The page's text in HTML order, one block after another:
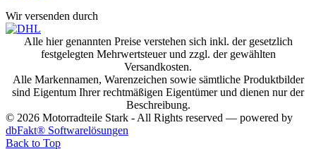
Wir versenden durch
Alle hier genannten Preise verstehen sich inkl. der gesetzlich
festgelegten Mehrwertsteuer und zzgl. der gewählten
Versandkosten.
Alle Markennamen, Warenzeichen sowie sämtliche Produktbilder
sind Eigentum Ihrer rechtmäßigen Eigentümer und dienen nur der
Beschreibung.
© 2026 Motorradteile Stark - All Rights reserved — powered by
dbFakt® Softwarelösungen
Back to Top